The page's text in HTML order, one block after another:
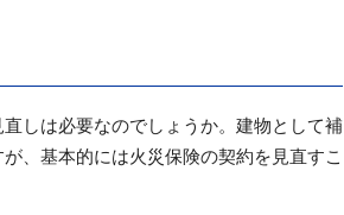
しは必要なのでしょうか。建物として補
、基本的には火災保険の契約を見直すこ